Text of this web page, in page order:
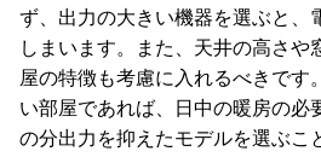
ず、出力の大きい機器を選ぶと、
しまいます。また、天井の高さや
屋の特徴も考慮に入れるべきです
い部屋であれば、日中の暖房の必
の分出力を抑えたモデルを選ぶこ